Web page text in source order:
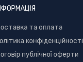
та оплата
конфіденційності
публічної оферти